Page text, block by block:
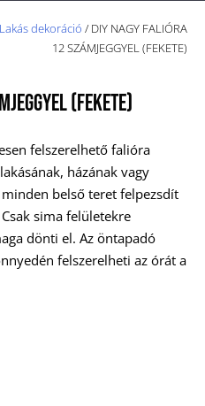
Lakás dekoráció / DIY NAGY FALIÓRA
12 SZÁMJEGGYEL (FEKETE)
(FEKETE)
felszerelhető falióra
házának vagy
belső teret felpezsdít
sima felületekre
dönti el. Az öntapadó
felszerelheti az órát a